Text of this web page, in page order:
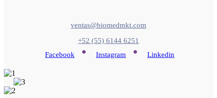
ventas@biomedmkt.com
+52 (55) 6144 6251
Facebook
• Instagram • Linkedin